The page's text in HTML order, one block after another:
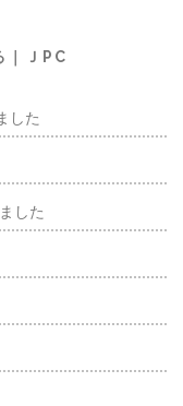
｜ＪPC
した
した